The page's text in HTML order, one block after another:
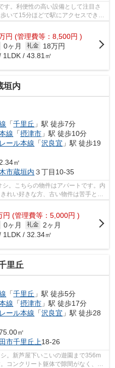
す。利便性の高い設備として注目さ
いて15分ほどで駅にアクセスでき
な...
円 (管理費等：8,500円 )
0ヶ月 礼金
18万円
1LDK / 43.81㎡
垣内
「千里丘 」駅 徒歩7分
線 「摂津市 」駅 徒歩10分
ール本線 「沢良宜 」駅 徒歩19
㎡
市蔵垣内 ３丁目10-35
シ。こちらの物件はアパートです。内
れい好きな方、古い物件は苦手とい
円 (管理費等：5,000円 )
0ヶ月 礼金
2ヶ月
1LDK / 32.34㎡
里丘
「千里丘 」駅 徒歩5分
線 「摂津市 」駅 徒歩17分
ール本線 「沢良宜 」駅 徒歩28
㎡
市千里丘上18-26
。新芦屋下いこいの遊園まで356m
コンクリート躯体で隙間がなく、気